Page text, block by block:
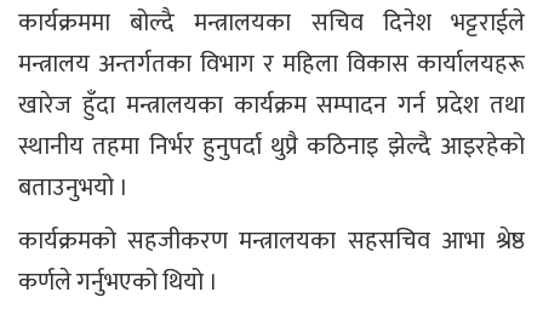
कार्यक्रममा बोल्दै मन्त्रालयका सचिव दिनेश भट्टराईले
मन्त्रालय अन्तर्गतका विभाग र महिला विकास कार्यालयहरू
खारेज हुँदा मन्त्रालयका कार्यक्रम सम्पादन गर्न प्रदेश तथा
स्थानीय तहमा निर्भर हुनुपर्दा थुप्रै कठिनाइ झेल्दै आइरहेको
बताउनुभयो ।
कार्यक्रमको सहजीकरण मन्त्रालयका सहसचिव आभा श्रेष्ठ
कर्णले गर्नुभएको थियो ।